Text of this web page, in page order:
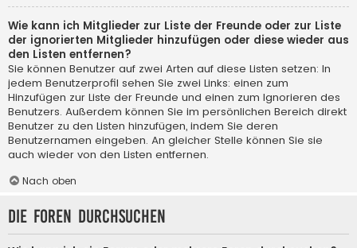
Wie kann ich Mitglieder zur Liste der Freunde oder zur Liste
der ignorierten Mitglieder hinzufügen oder diese wieder aus
den Listen entfernen?
Sie können Benutzer auf zwei Arten auf diese Listen setzen: In
jedem Benutzerprofil sehen Sie zwei Links: einen zum
Hinzufügen zur Liste der Freunde und einen zum Ignorieren des
Benutzers. Außerdem können Sie im persönlichen Bereich direkt
Benutzer zu den Listen hinzufügen, indem Sie deren
Benutzernamen eingeben. An gleicher Stelle können Sie sie
auch wieder von den Listen entfernen.
Nach oben
Die Foren durchsuchen